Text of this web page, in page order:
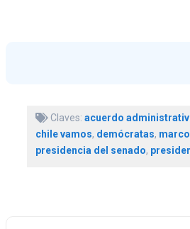
Claves: acuerdo
chile vamos, demócratas,
presidencia del senado,